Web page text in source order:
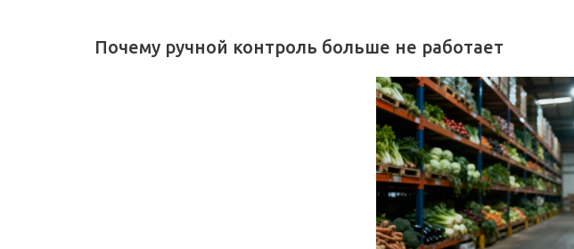
Почему ручной контроль больше не работает